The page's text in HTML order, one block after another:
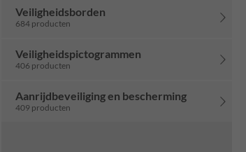
Veiligheidsborden
684 producten
Veiligheidspictogrammen
406 producten
Aanrijdbeveiliging en bescherming
409 producten